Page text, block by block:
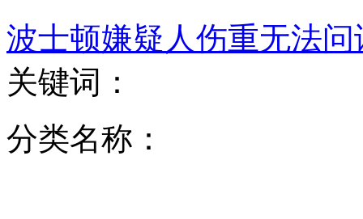
波士顿嫌疑人伤重无法问
关键词：
分类名称：